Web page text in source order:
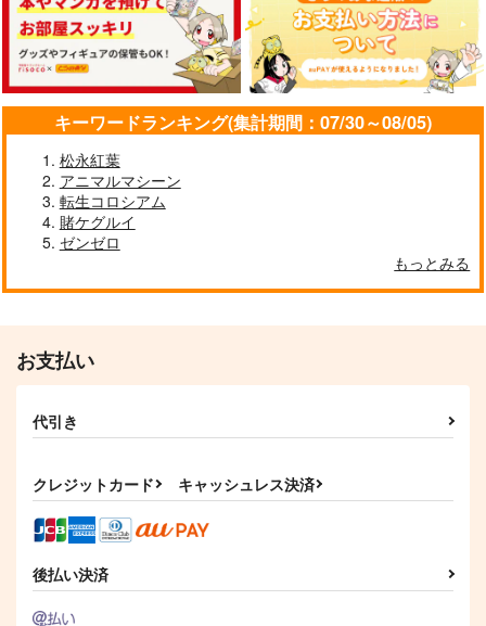
カート
サンプル
作品詳細
サンプル
作品詳細
サンプル
作品詳細
モス製麺
200
スティルインラブ
作品詳細 作品詳細
キーワードランキング(集計期間：07/30～08/05)
松永紅葉
アニマルマシーン
転生コロシアム
賭ケグルイ
ゼンゼロ
もっとみる
お支払い
代引き
クレジットカード キャッシュレス決済
後払い決済